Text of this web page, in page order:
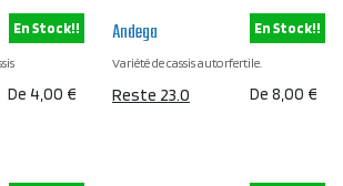
De 4,00 €
En Stock!! Andega
Variété de cassis autorfertile.
De 8,00 €
Reste 23.0
En Stock!!